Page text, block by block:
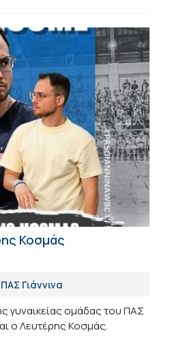
Κοσμάς
Γιάννινα
γυναικείας ομάδας του ΠΑΣ
ο Λευτέρης Κοσμάς.